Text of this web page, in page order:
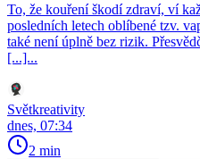
To, že kouření škodí zdraví, ví
posledních letech oblíbené tzv.
také není úplně bez rizik.
[...]...
Světkreativity
dnes, 07:34
2 min